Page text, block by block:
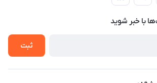
با‌ خبر شوید
ثبت